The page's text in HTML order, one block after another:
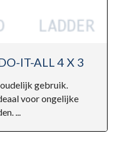
IT-ALL 4 X 3
gebruik.
voor ongelijke
...